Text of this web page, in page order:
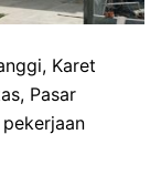
Karet
Pasar